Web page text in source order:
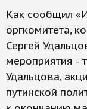
Как сообщил
оргкомитета,
Сергей
мероприятия -
Удальцова,
путинской